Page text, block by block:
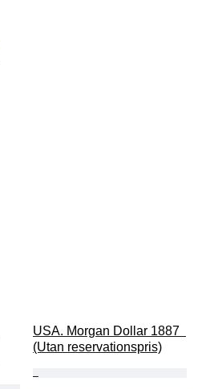
USA. Morgan Dollar 1887
(Utan reservationspris)